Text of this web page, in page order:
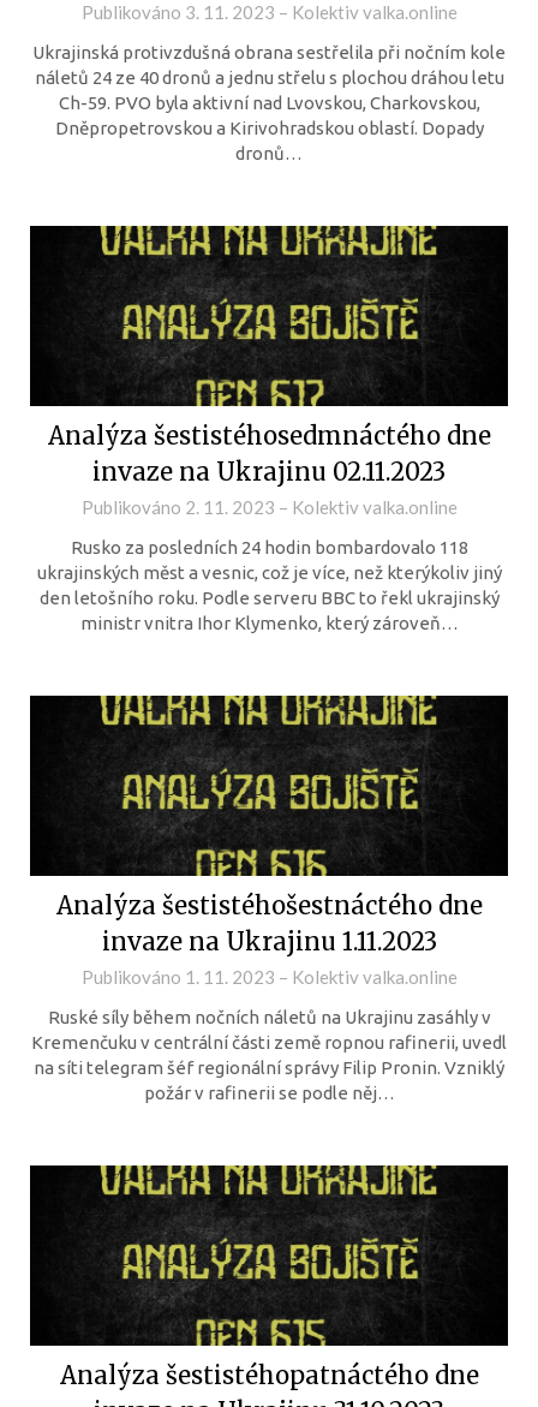
Publikováno 3. 11. 2023 – Kolektiv valka.online
Ukrajinská protivzdušná obrana sestřelila při nočním kole
náletů 24 ze 40 dronů a jednu střelu s plochou dráhou letu
Ch-59. PVO byla aktivní nad Lvovskou, Charkovskou,
Dněpropetrovskou a Kirivohradskou oblastí. Dopady
dronů…
Analýza šestistéhosedmnáctého dne
invaze na Ukrajinu 02.11.2023
Publikováno 2. 11. 2023 – Kolektiv valka.online
Rusko za posledních 24 hodin bombardovalo 118
ukrajinských měst a vesnic, což je více, než kterýkoliv jiný
den letošního roku. Podle serveru BBC to řekl ukrajinský
ministr vnitra Ihor Klymenko, který zároveň…
Analýza šestistéhošestnáctého dne
invaze na Ukrajinu 1.11.2023
Publikováno 1. 11. 2023 – Kolektiv valka.online
Ruské síly během nočních náletů na Ukrajinu zasáhly v
Kremenčuku v centrální části země ropnou rafinerii, uvedl
na síti telegram šéf regionální správy Filip Pronin. Vzniklý
požár v rafinerii se podle něj…
Analýza šestistéhopatnáctého dne